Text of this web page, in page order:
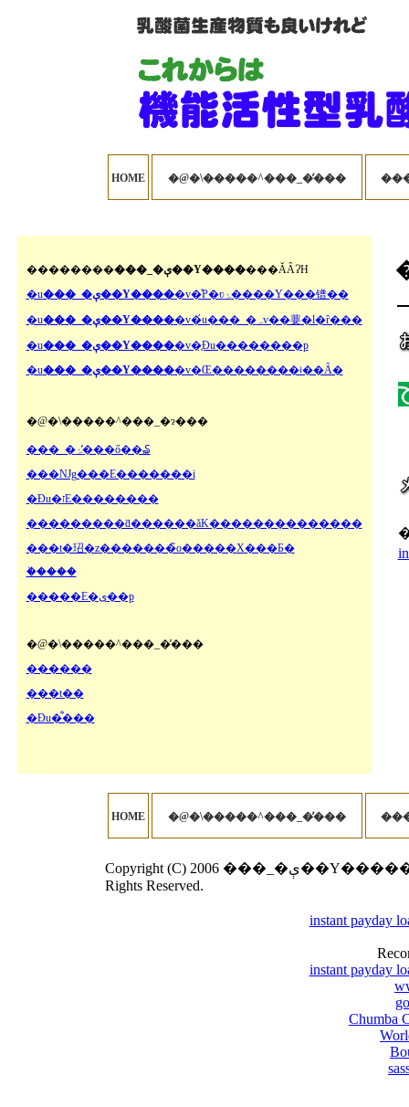
HOME �@�\�����^���_�̓���
�������� ���_�ې��Y�������ĂȂɁH
�u
���_�ې��Y����
�v�͑P�ʋۂ����Y���镨��
�u
���_�ې��Y����
�v�́u���_�ہv��葽�l�ȓ���
�u
���_�ې��Y�����v�̖Ɖu��������p
�u
���_�ې��Y�����v�Œ��������ǂ��Ȃ�
�@�\�����^���_�ɂ���
���_�ۂ�̓��ő��₷
���Ǌg���E�������i
�Ɖu�זE��������
���������ƌ������ăK��������������
���t�玿�z�������̃o�����X���Ƃ�
�֔����
�����E�ی��p
�@�\�����^���_�̓���
������
���t��
�Ɖu�͋���
HOME �@�\�����^���_�̓���
Copyright (C) 2006 ���_�ې��Y�����̎��s���Ȃ��I�ѕ� Corporation. All
Rights Reserved.
instant payday
instant payday
Chumba